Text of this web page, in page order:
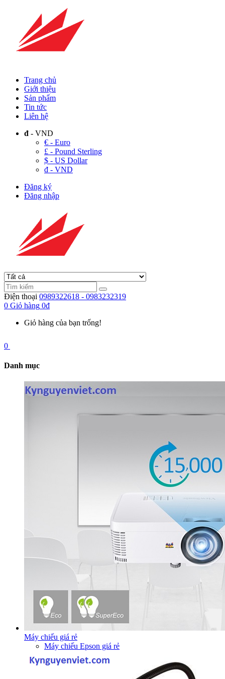
Trang chủ
Giới thiệu
Sản phẩm
Tin tức
Liên hệ
đ - VND
€ - Euro
£ - Pound Sterling
$ - US Dollar
đ - VND
Đăng ký
Đăng nhập
Điện thoại 0989322618 - 0983232319
0 Giỏ hàng 0đ
Giỏ hàng của bạn trống!
0
Danh mục
Máy chiếu giá rẻ
Máy chiếu Epson giá rẻ